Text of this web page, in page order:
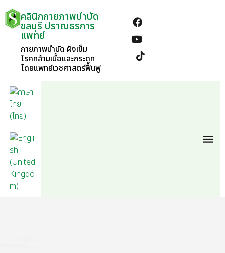
คลินิกกายภาพบำบัด
ชลบุรี ปราณธรการ
แพทย์
กายภาพบำบัด ฝังเข็ม
โรคกล้ามเนื้อและกระดูก
โดยแพทย์เวชศาสตร์ฟื้นฟู